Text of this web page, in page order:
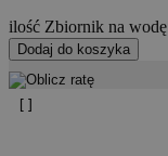
ilość Zbiornik na
Dodaj do koszyka